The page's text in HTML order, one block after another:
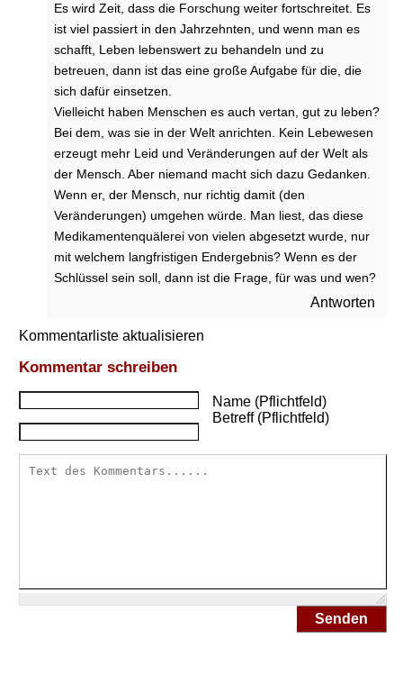
Es wird Zeit, dass die Forschung weiter fortschreitet. Es
ist viel passiert in den Jahrzehnten, und wenn man es
schafft, Leben lebenswert zu behandeln und zu
betreuen, dann ist das eine große Aufgabe für die, die
sich dafür einsetzen.
Vielleicht haben Menschen es auch vertan, gut zu leben?
Bei dem, was sie in der Welt anrichten. Kein Lebewesen
erzeugt mehr Leid und Veränderungen auf der Welt als
der Mensch. Aber niemand macht sich dazu Gedanken.
Wenn er, der Mensch, nur richtig damit (den
Veränderungen) umgehen würde. Man liest, das diese
Medikamentenquälerei von vielen abgesetzt wurde, nur
mit welchem langfristigen Endergebnis? Wenn es der
Schlüssel sein soll, dann ist die Frage, für was und wen?
Antworten
Kommentarliste aktualisieren
Kommentar schreiben
Name (Pflichtfeld)
Betreff (Pflichtfeld)
Senden